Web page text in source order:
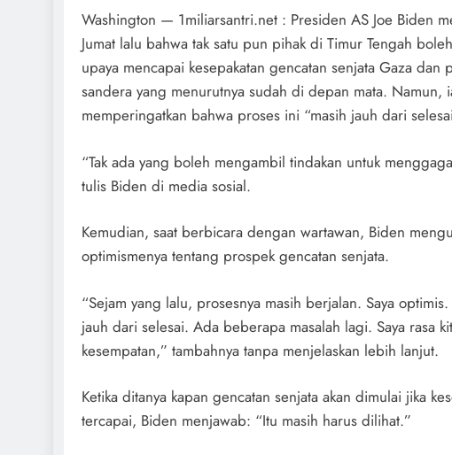
Washington — 1miliarsantri.net : Presiden AS Joe Biden
Jumat lalu bahwa tak satu pun pihak di Timur Tengah
upaya mencapai kesepakatan gencatan senjata Gaza dan
sandera yang menurutnya sudah di depan mata. Namun,
memperingatkan bahwa proses ini “masih jauh dari
“Tak ada yang boleh mengambil tindakan untuk
tulis Biden di media sosial.
Kemudian, saat berbicara dengan wartawan, Biden
optimismenya tentang prospek gencatan senjata.
“Sejam yang lalu, prosesnya masih berjalan. Saya
jauh dari selesai. Ada beberapa masalah lagi. Saya rasa
kesempatan,” tambahnya tanpa menjelaskan lebih lanjut.
Ketika ditanya kapan gencatan senjata akan dimulai jika
tercapai, Biden menjawab: “Itu masih harus dilihat.”